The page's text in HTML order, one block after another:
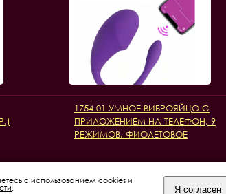
1754-01 УМНОЕ ВИБРОЯЙЦО С
ПРИЛОЖЕНИЕМ НА ТЕЛЕФОН, 9
РЕЖИМОВ. ФИОЛЕТОВОЕ
с использованием cookies и
Я согласен